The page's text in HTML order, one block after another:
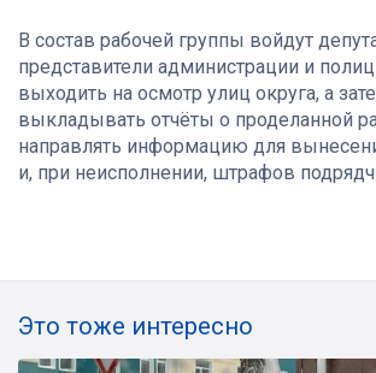
В состав рабочей группы войдут
представители администрации и
выходить на осмотр улиц округа, а
выкладывать отчёты о проделанной
направлять информацию для
и, при неисполнении, штрафов
Это тоже интересно